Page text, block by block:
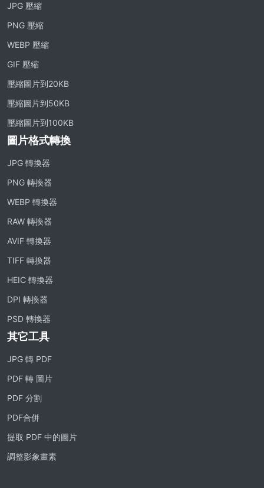
JPG 壓縮
PNG 壓縮
WEBP 壓縮
GIF 壓縮
壓縮圖片到20KB
壓縮圖片到50KB
壓縮圖片到100KB
圖片格式轉換
JPG 轉換器
PNG 轉換器
WEBP 轉換器
RAW 轉換器
AVIF 轉換器
TIFF 轉換器
HEIC 轉換器
DPI 轉換器
PSD 轉換器
其它工具
JPG 轉 PDF
PDF 轉 圖片
PDF 分割
PDF合併
提取 PDF 中的圖片
調整影象畫素